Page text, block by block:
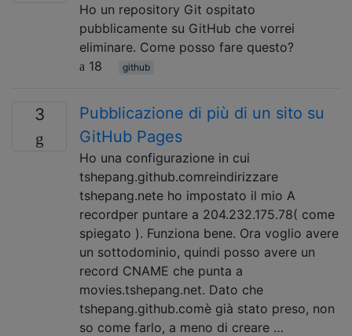
Ho un repository Git ospitato
pubblicamente su GitHub che vorrei
eliminare. Come posso fare questo?
18
github
3
Pubblicazione di più di un sito su
GitHub Pages
Ho una configurazione in cui
tshepang.github.comreindirizzare
tshepang.nete ho impostato il mio A
recordper puntare a 204.232.175.78( come
spiegato ). Funziona bene. Ora voglio avere
un sottodominio, quindi posso avere un
record CNAME che punta a
movies.tshepang.net. Dato che
tshepang.github.comè già stato preso, non
so come farlo, a meno di creare …